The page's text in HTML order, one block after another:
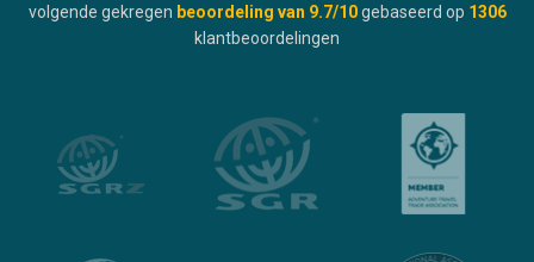
volgende gekregen beoordeling van 9.7/10 gebaseerd op 1306
klantbeoordelingen